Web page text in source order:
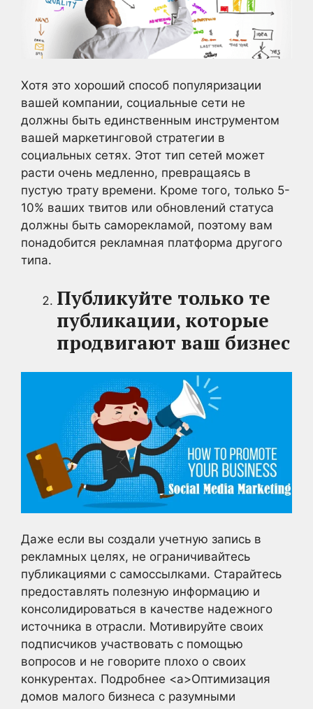
Хотя это хороший способ популяризации
вашей компании, социальные сети не
должны быть единственным инструментом
вашей маркетинговой стратегии в
социальных сетях. Этот тип сетей может
расти очень медленно, превращаясь в
пустую трату времени. Кроме того, только 5-
10% ваших твитов или обновлений статуса
должны быть саморекламой, поэтому вам
понадобится рекламная платформа другого
типа.
Публикуйте только те
публикации, которые
продвигают ваш бизнес
Даже если вы создали учетную запись в
рекламных целях, не ограничивайтесь
публикациями с самоссылками. Старайтесь
предоставлять полезную информацию и
консолидироваться в качестве надежного
источника в отрасли. Мотивируйте своих
подписчиков участвовать с помощью
вопросов и не говорите плохо о своих
конкурентах. Подробнее <a>Оптимизация
домов малого бизнеса с разумными